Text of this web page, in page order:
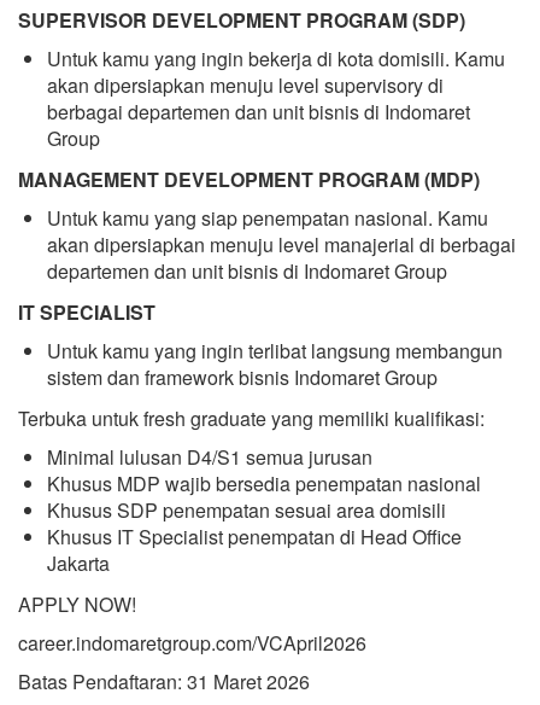
SUPERVISOR DEVELOPMENT PROGRAM (SDP)
Untuk kamu yang ingin bekerja di kota domisili. Kamu
akan dipersiapkan menuju level supervisory di
berbagai departemen dan unit bisnis di Indomaret
Group
MANAGEMENT DEVELOPMENT PROGRAM (MDP)
Untuk kamu yang siap penempatan nasional. Kamu
akan dipersiapkan menuju level manajerial di berbagai
departemen dan unit bisnis di Indomaret Group
IT SPECIALIST
Untuk kamu yang ingin terlibat langsung membangun
sistem dan framework bisnis Indomaret Group
Terbuka untuk fresh graduate yang memiliki kualifikasi:
Minimal lulusan D4/S1 semua jurusan
Khusus MDP wajib bersedia penempatan nasional
Khusus SDP penempatan sesuai area domisili
Khusus IT Specialist penempatan di Head Office
Jakarta
APPLY NOW!
career.indomaretgroup.com/VCApril2026
Batas Pendaftaran: 31 Maret 2026